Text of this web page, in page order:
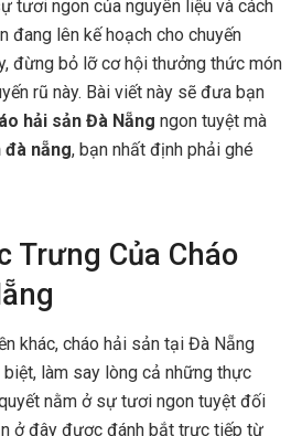
tươi ngon của nguyên liệu và cách
đang lên kế hoạch cho chuyến
đừng bỏ lỡ cơ hội thưởng thức món
rũ này. Bài viết này sẽ đưa bạn
hải sản Đà Nẵng ngon tuyệt mà
đà nẵng, bạn nhất định phải ghé
Trưng Của Cháo
khác, cháo hải sản tại Đà Nẵng
làm say lòng cả những thực
nằm ở sự tươi ngon tuyệt đối
ở đây được đánh bắt trực tiếp từ